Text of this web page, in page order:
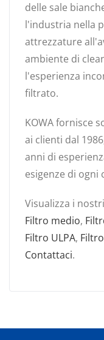
delle sale
l'industria nella
attrezzature
ambiente di
l'esperienza
filtrato.
KOWA fornisce
ai clienti dal
anni di
esigenze di ogni
Visualizza i
Filtro medio,
Filtro ULPA,
Contattaci.